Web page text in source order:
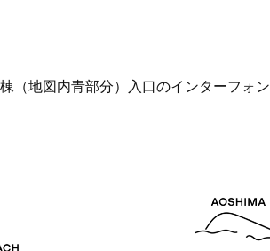
（地図内青部分）入口のインターフォン